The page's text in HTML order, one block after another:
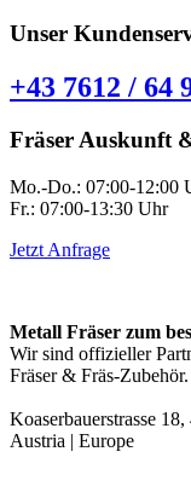
Unser
+43 7612 / 64
Fräser Auskunft
Mo.-Do.: 07:00-12:00
Fr.: 07:00-13:30 Uhr
Jetzt Anfrage
Metall Fräser zum
Wir sind offizieller
Fräser & Fräs-Zubehör.
Koaserbauerstrasse
Austria | Europe